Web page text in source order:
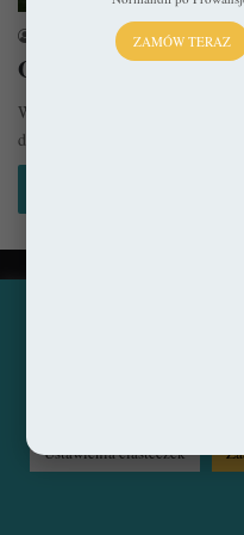
11 sierpnia 2022
Oksytania: 10
W związku z tym, że dzisiejsza
dziesiątek księstw / królestw
© Copyright 2014 - 2026,
Ta strona korzysta z
najwyższym poziomie.
zgadzasz się na użycie
przejść do "Ustawień
Ustawienia ciasteczek
ZAMÓW TERAZ